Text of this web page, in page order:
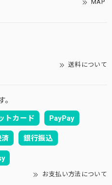
MAP
送料について
トカード PayPay
済 銀行振込
お支払い方法について